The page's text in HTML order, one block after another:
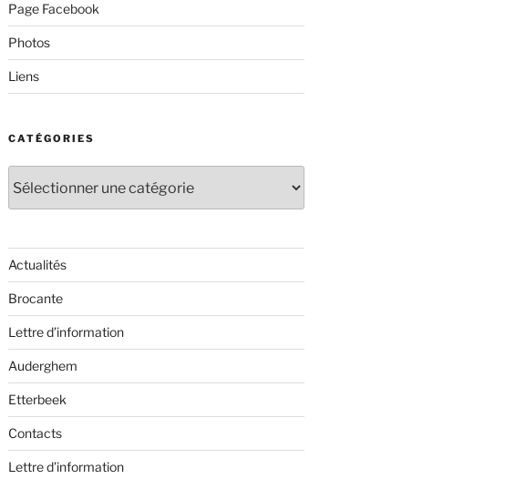
Page Facebook
Photos
Liens
CATÉGORIES
Actualités
Brocante
Lettre d’information
Auderghem
Etterbeek
Contacts
Lettre d’information